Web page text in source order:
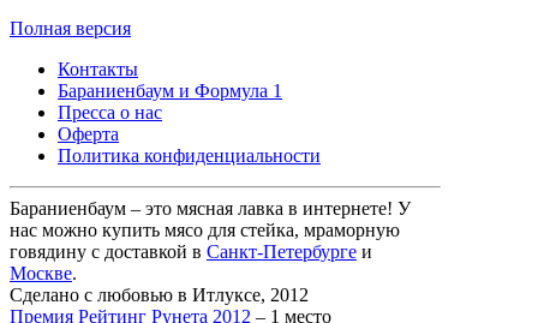
Полная версия
Контакты
Бараниенбаум и Формула 1
Пресса о нас
Оферта
Политика конфиденциальности
Бараниенбаум – это мясная лавка в интернете! У
нас можно купить мясо для стейка, мраморную
говядину с доставкой в Санкт-Петербурге и
Москве.
Сделано с любовью в Итлуксе, 2012
Премия Рейтинг Рунета 2012 – 1 место